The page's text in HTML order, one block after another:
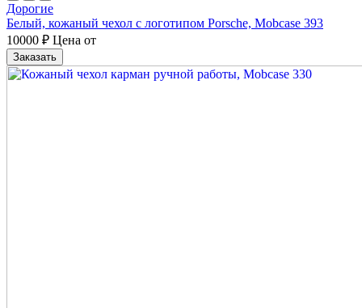
Дорогие
Белый, кожаный чехол с логотипом Porsche, Mobcase 393
10000 ₽ Цена от
Заказать